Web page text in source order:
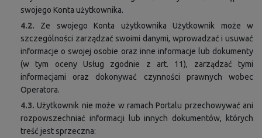
swojego Konta użytkownika.
4.2. Ze swojego Konta użytkownika Użytkownik może w
szczególności zarządzać swoimi danymi, wprowadzać i usuwać
informacje o swojej osobie oraz inne informacje lub dokumenty
(w tym oceny Usług zgodnie z art. 11), zarządzać tymi
informacjami oraz dokonywać czynności prawnych wobec
Operatora.
4.3. Użytkownik nie może w ramach Portalu przechowywać ani
rozpowszechniać informacji lub innych dokumentów, których
treść jest sprzeczna: